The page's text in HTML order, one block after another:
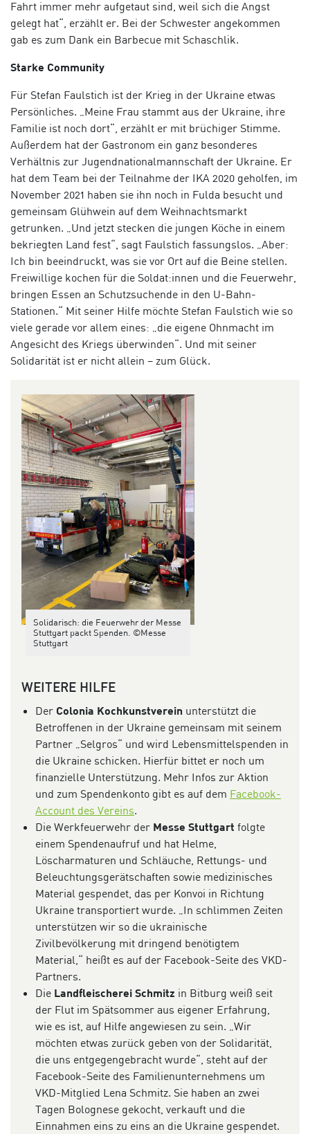
Fahrt immer mehr aufgetaut sind, weil sich die Angst
gelegt hat“, erzählt er. Bei der Schwester angekommen
gab es zum Dank ein Barbecue mit Schaschlik.
Starke Community
Für Stefan Faulstich ist der Krieg in der Ukraine etwas
Persönliches. „Meine Frau stammt aus der Ukraine, ihre
Familie ist noch dort“, erzählt er mit brüchiger Stimme.
Außerdem hat der Gastronom ein ganz besonderes
Verhältnis zur Jugendnationalmannschaft der Ukraine. Er
hat dem Team bei der Teilnahme der IKA 2020 geholfen, im
November 2021 haben sie ihn noch in Fulda besucht und
gemeinsam Glühwein auf dem Weihnachtsmarkt
getrunken. „Und jetzt stecken die jungen Köche in einem
bekriegten Land fest“, sagt Faulstich fassungslos. „Aber:
Ich bin beeindruckt, was sie vor Ort auf die Beine stellen.
Freiwillige kochen für die Soldat:innen und die Feuerwehr
bringen Essen an Schutzsuchende in den U-Bahn-
Stationen.“ Mit seiner Hilfe möchte Stefan Faulstich wie so
viele gerade vor allem eines: „die eigene Ohnmacht im
Angesicht des Kriegs überwinden“. Und mit seiner
Solidarität ist er nicht allein – zum Glück.
Solidarisch: die Feuerwehr der Messe
Stuttgart packt Spenden. ©Messe
Stuttgart
WEITERE HILFE
Der Colonia Kochkunstverein unterstützt die
Betroffenen in der Ukraine gemeinsam mit seinem
Partner „Selgros“ und wird Lebensmittelspenden in
die Ukraine schicken. Hierfür bittet er noch um
finanzielle Unterstützung. Mehr Infos zur Aktion
und zum Spendenkonto gibt es auf dem Facebook-
Account des Vereins.
Die Werkfeuerwehr der Messe Stuttgart folgte
einem Spendenaufruf und hat Helme,
Löscharmaturen und Schläuche, Rettungs- und
Beleuchtungsgerätschaften sowie medizinisches
Material gespendet, das per Konvoi in Richtung
Ukraine transportiert wurde. „In schlimmen Zeiten
unterstützen wir so die ukrainische
Zivilbevölkerung mit dringend benötigtem
Material,“ heißt es auf der Facebook-Seite des VKD-
Partners.
Die Landfleischerei Schmitz in Bitburg weiß seit
der Flut im Spätsommer aus eigener Erfahrung,
wie es ist, auf Hilfe angewiesen zu sein. „Wir
möchten etwas zurück geben von der Solidarität,
die uns entgegengebracht wurde“, steht auf der
Facebook-Seite des Familienunternehmens um
VKD-Mitglied Lena Schmitz. Sie haben an zwei
Tagen Bolognese gekocht, verkauft und die
Einnahmen eins zu eins an die Ukraine gespendet.